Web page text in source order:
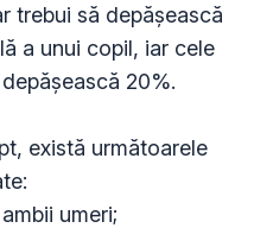
trebui să depășească
a unui copil, iar cele
20%.
umeri;